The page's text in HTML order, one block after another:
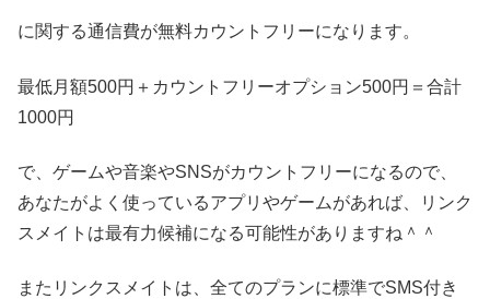
に関する通信費が無料カウントフリーになります。
最低月額500円＋カウントフリーオプション500円＝合計
1000円
で、ゲームや音楽やSNSがカウントフリーになるので、
あなたがよく使っているアプリやゲームがあれば、リンク
スメイトは最有力候補になる可能性がありますね＾＾
またリンクスメイトは、全てのプランに標準でSMS付き